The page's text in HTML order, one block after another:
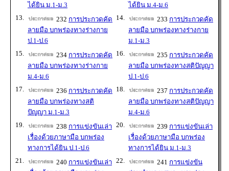
ได้ยิน ม.1-ม.3
ได้ยิน ม.4-ม.6
13.
232 การประกวดคัด
ลายมือ บกพร่องทางร่างกาย
ป.1-ป.6
14. 233 การประกวดคัด
ลายมือ บกพร่องทางร่างกาย
ม.1-ม.3
15.
234 การประกวดคัด
ลายมือ บกพร่องทางร่างกาย
ม.4-ม.6
16. 235 การประกวดคัด
ลายมือ บกพร่องทางสติปัญญา
ป.1-ป.6
17.
236 การประกวดคัด
ลายมือ บกพร่องทางสติ
ปัญญา ม.1-ม.3
18. 237 การประกวดคัด
ลายมือ บกพร่องทางสติปัญญา
ม.4-ม.6
19.
238 การแข่งขันเล่า
เรื่องด้วยภาษามือ บกพร่อง
ทางการได้ยิน ป.1-ป.6
20. 239 การแข่งขันเล่า
เรื่องด้วยภาษามือ บกพร่อง
ทางการได้ยิน ม.1-ม.3
21.
240 การแข่งขันเล่า 22. 241 การแข่งขัน